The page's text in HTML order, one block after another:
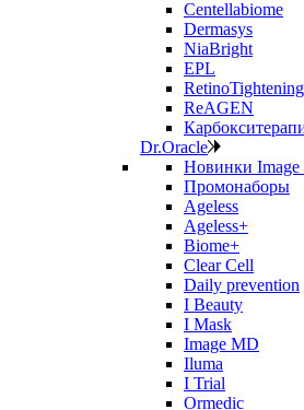
Centellabiome
Dermasys
NiaBright
EPL
RetinoTightening
ReAGEN
Dr.Oracle
Новинки Image
Промонаборы
Ageless
Ageless+
Biome+
Clear Cell
Daily prevention
I Beauty
I Mask
Image MD
Iluma
I Trial
Ormedic